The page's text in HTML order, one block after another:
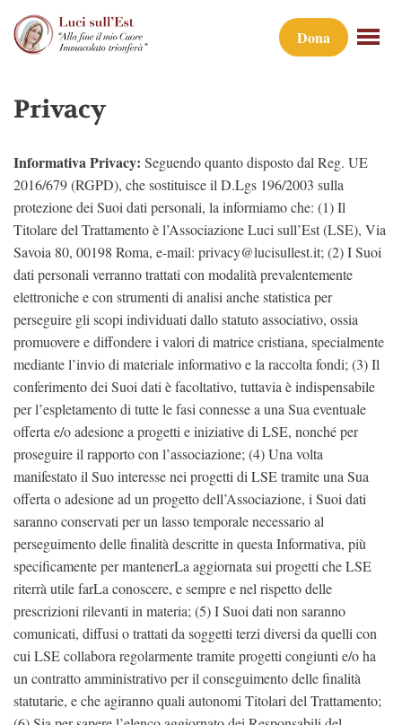
Dona
Privacy
Informativa Privacy: Seguendo quanto disposto dal Reg. UE
2016/679 (RGPD), che sostituisce il D.Lgs 196/2003 sulla
protezione dei Suoi dati personali, la informiamo che: (1) Il
Titolare del Trattamento è l’Associazione Luci sull’Est (LSE), Via
Savoia 80, 00198 Roma, e-mail: privacy@lucisullest.it; (2) I Suoi
dati personali verranno trattati con modalità prevalentemente
elettroniche e con strumenti di analisi anche statistica per
perseguire gli scopi individuati dallo statuto associativo, ossia
promuovere e diffondere i valori di matrice cristiana, specialmente
mediante l’invio di materiale informativo e la raccolta fondi; (3) Il
conferimento dei Suoi dati è facoltativo, tuttavia è indispensabile
per l’espletamento di tutte le fasi connesse a una Sua eventuale
offerta e/o adesione a progetti e iniziative di LSE, nonché per
proseguire il rapporto con l’associazione; (4) Una volta
manifestato il Suo interesse nei progetti di LSE tramite una Sua
offerta o adesione ad un progetto dell’Associazione, i Suoi dati
saranno conservati per un lasso temporale necessario al
perseguimento delle finalità descritte in questa Informativa, più
specificamente per mantenerLa aggiornata sui progetti che LSE
riterrà utile farLa conoscere, e sempre e nel rispetto delle
prescrizioni rilevanti in materia; (5) I Suoi dati non saranno
comunicati, diffusi o trattati da soggetti terzi diversi da quelli con
cui LSE collabora regolarmente tramite progetti congiunti e/o ha
un contratto amministrativo per il conseguimento delle finalità
statutarie, e che agiranno quali autonomi Titolari del Trattamento;